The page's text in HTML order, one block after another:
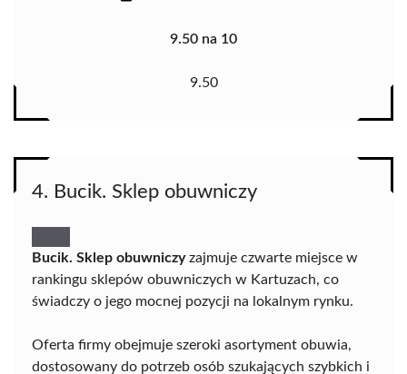
9.50 na 10
9.50
4. Bucik. Sklep obuwniczy
Bucik. Sklep obuwniczyzajmuje czwarte miejsce w
rankingu sklepów obuwniczych w Kartuzach, co
świadczy o jego mocnej pozycji na lokalnym rynku.
Oferta firmy obejmuje szeroki asortyment obuwia,
dostosowany do potrzeb osób szukających szybkich i